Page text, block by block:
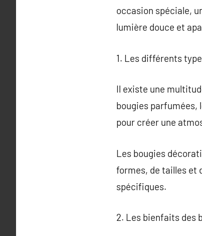
occasion spéciale,
lumière douce et
1. Les différents
Il existe une
bougies parfumées,
pour créer une
Les bougies
formes, de tailles et
spécifiques.
2. Les bienfaits des